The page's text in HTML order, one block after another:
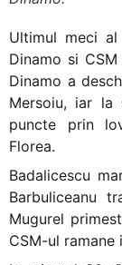
Ultimul meci
Dinamo si
Dinamo a
Mersoiu, iar
puncte prin
Florea.
Badalicescu
Barbuliceanu
Mugurel
CSM-ul ramane